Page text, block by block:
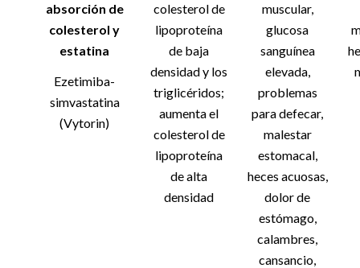
absorción de
colesterol y
estatina
Ezetimiba-
simvastatina
(Vytorin)
colesterol de
lipoproteína
de baja
densidad y los
triglicéridos;
aumenta el
colesterol de
lipoproteína
de alta
densidad
muscular,
glucosa
sanguínea
elevada,
problemas
para defecar,
malestar
estomacal,
heces acuosas,
dolor de
estómago,
calambres,
cansancio,